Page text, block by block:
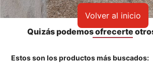
🤑 Zona Outlet
Volver al inicio
Quizás podemos ofrecerte
Estos son los productos más buscados: